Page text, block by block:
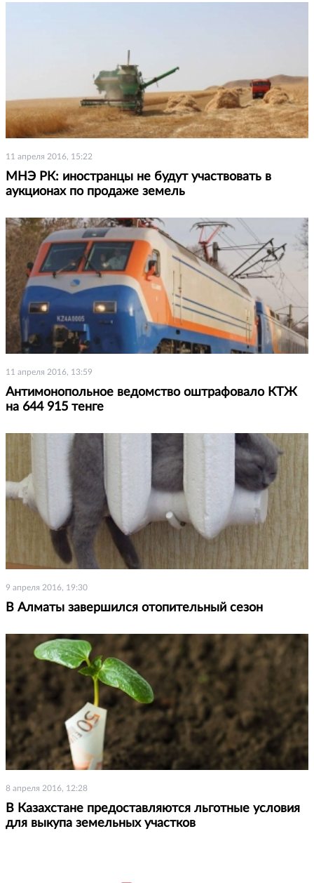
11 апреля 2016, 15:22
МНЭ РК: иностранцы не будут участвовать в
аукционах по продаже земель
11 апреля 2016, 13:59
Антимонопольное ведомство оштрафовало КТЖ
на 644 915 тенге
9 апреля 2016, 19:30
В Алматы завершился отопительный сезон
8 апреля 2016, 12:28
В Казахстане предоставляются льготные условия
для выкупа земельных участков